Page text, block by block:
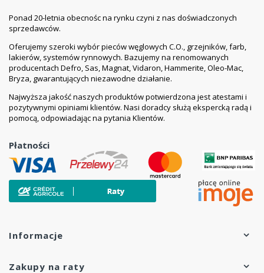
Ponad 20-letnia obecnośc na rynku czyni z nas doświadczonych
sprzedawców.
Oferujemy szeroki wybór pieców węglowych C.O., grzejników, farb,
lakierów, systemów rynnowych. Bazujemy na renomowanych
producentach Defro, Sas, Magnat, Vidaron, Hammerite, Oleo-Mac,
Bryza, gwarantujących niezawodne działanie.
Najwyższa jakość naszych produktów potwierdzona jest atestami i
pozytywnymi opiniami klientów. Nasi doradcy służą ekspercką radą i
pomocą, odpowiadając na pytania Klientów.
Płatności
Informacje
Zakupy na raty